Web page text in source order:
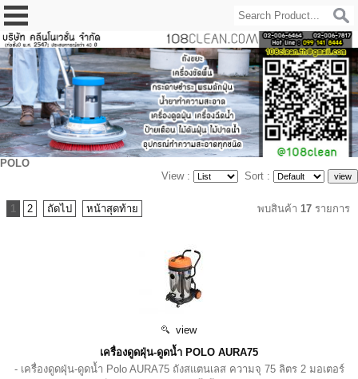
POLO
View :
Sort :
1 2 ถัดไป หน้าสุดท้าย พบสินค้า 17 รายการ
view
เครื่องดูดฝุ่น-ดูดน้ำ POLO AURA75
- เครื่องดูดฝุ่น-ดูดน้ำ Polo AURA75 ถังสแตนเลส ความจุ 75 ลิตร 2 มอเตอร์